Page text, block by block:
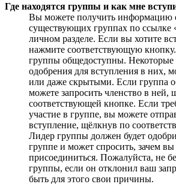
Где находятся группы и как мне
Вы можете получить информацию
существующих группах по
личном разделе. Если вы хотите
нажмите соответствующую
группы общедоступны. Некоторые
одобрения для вступления в них,
или даже скрытыми. Если группа
можете запросить членство в ней,
соответствующей кнопке. Если
участие в группе, вы можете
вступление, щёлкнув по
Лидер группы должен будет
группе и может спросить, зачем вы
присоединиться. Пожалуйста, не
группы, если он отклонил ваш
быть для этого свои причины.